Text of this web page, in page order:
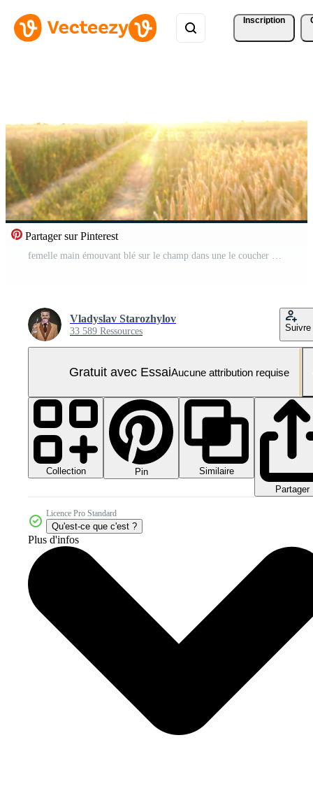
Inscription
Partager sur Pinterest
femelle main émouvant blé sur le champ dans une le coucher du soleil lumière Vidéo Pro
Vladyslav Starozhylov
33 589 Ressources Suivre
Gratuit avec EssaiAucune attribution requise
Collection Pin
Similaire
Partager
Licence Pro Standard
Qu'est-ce que c'est ?
Plus d'infos